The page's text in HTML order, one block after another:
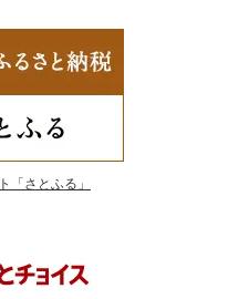
「さとふる」